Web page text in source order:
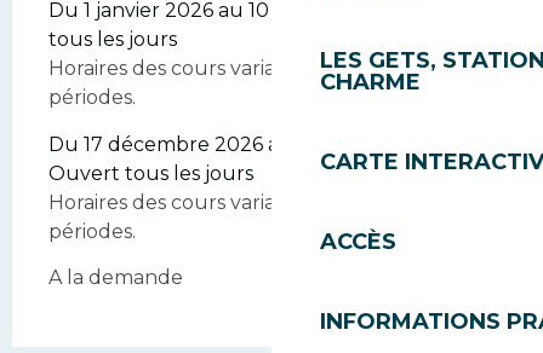
LES GETS,
CHARME
CARTE
ACCÈS
INFORMATIONS
Du 1 janvier 2026 au 10 avril 2026 - Ouvert
tous les jours
Horaires des cours variables selon les
périodes.
Du 17 décembre 2026 au 10 avril 2027 -
Ouvert tous les jours
Horaires des cours variables selon les
périodes.
A la demande